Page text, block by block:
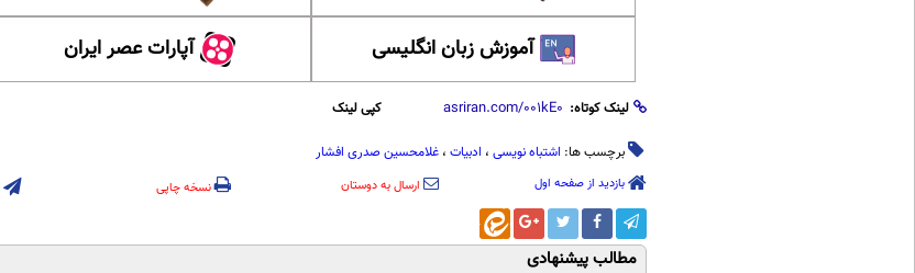
آموزش زبان انگلیسی آپارات عصر ایران
لینک کوتاه: کپی لینک
برچسب ها: اشتباه نویسی ، ادبیات ، غلامحسین صدری افشار
بازدید از صفحه اول ارسال به دوستان نسخه چاپی
مطالب پیشنهادی